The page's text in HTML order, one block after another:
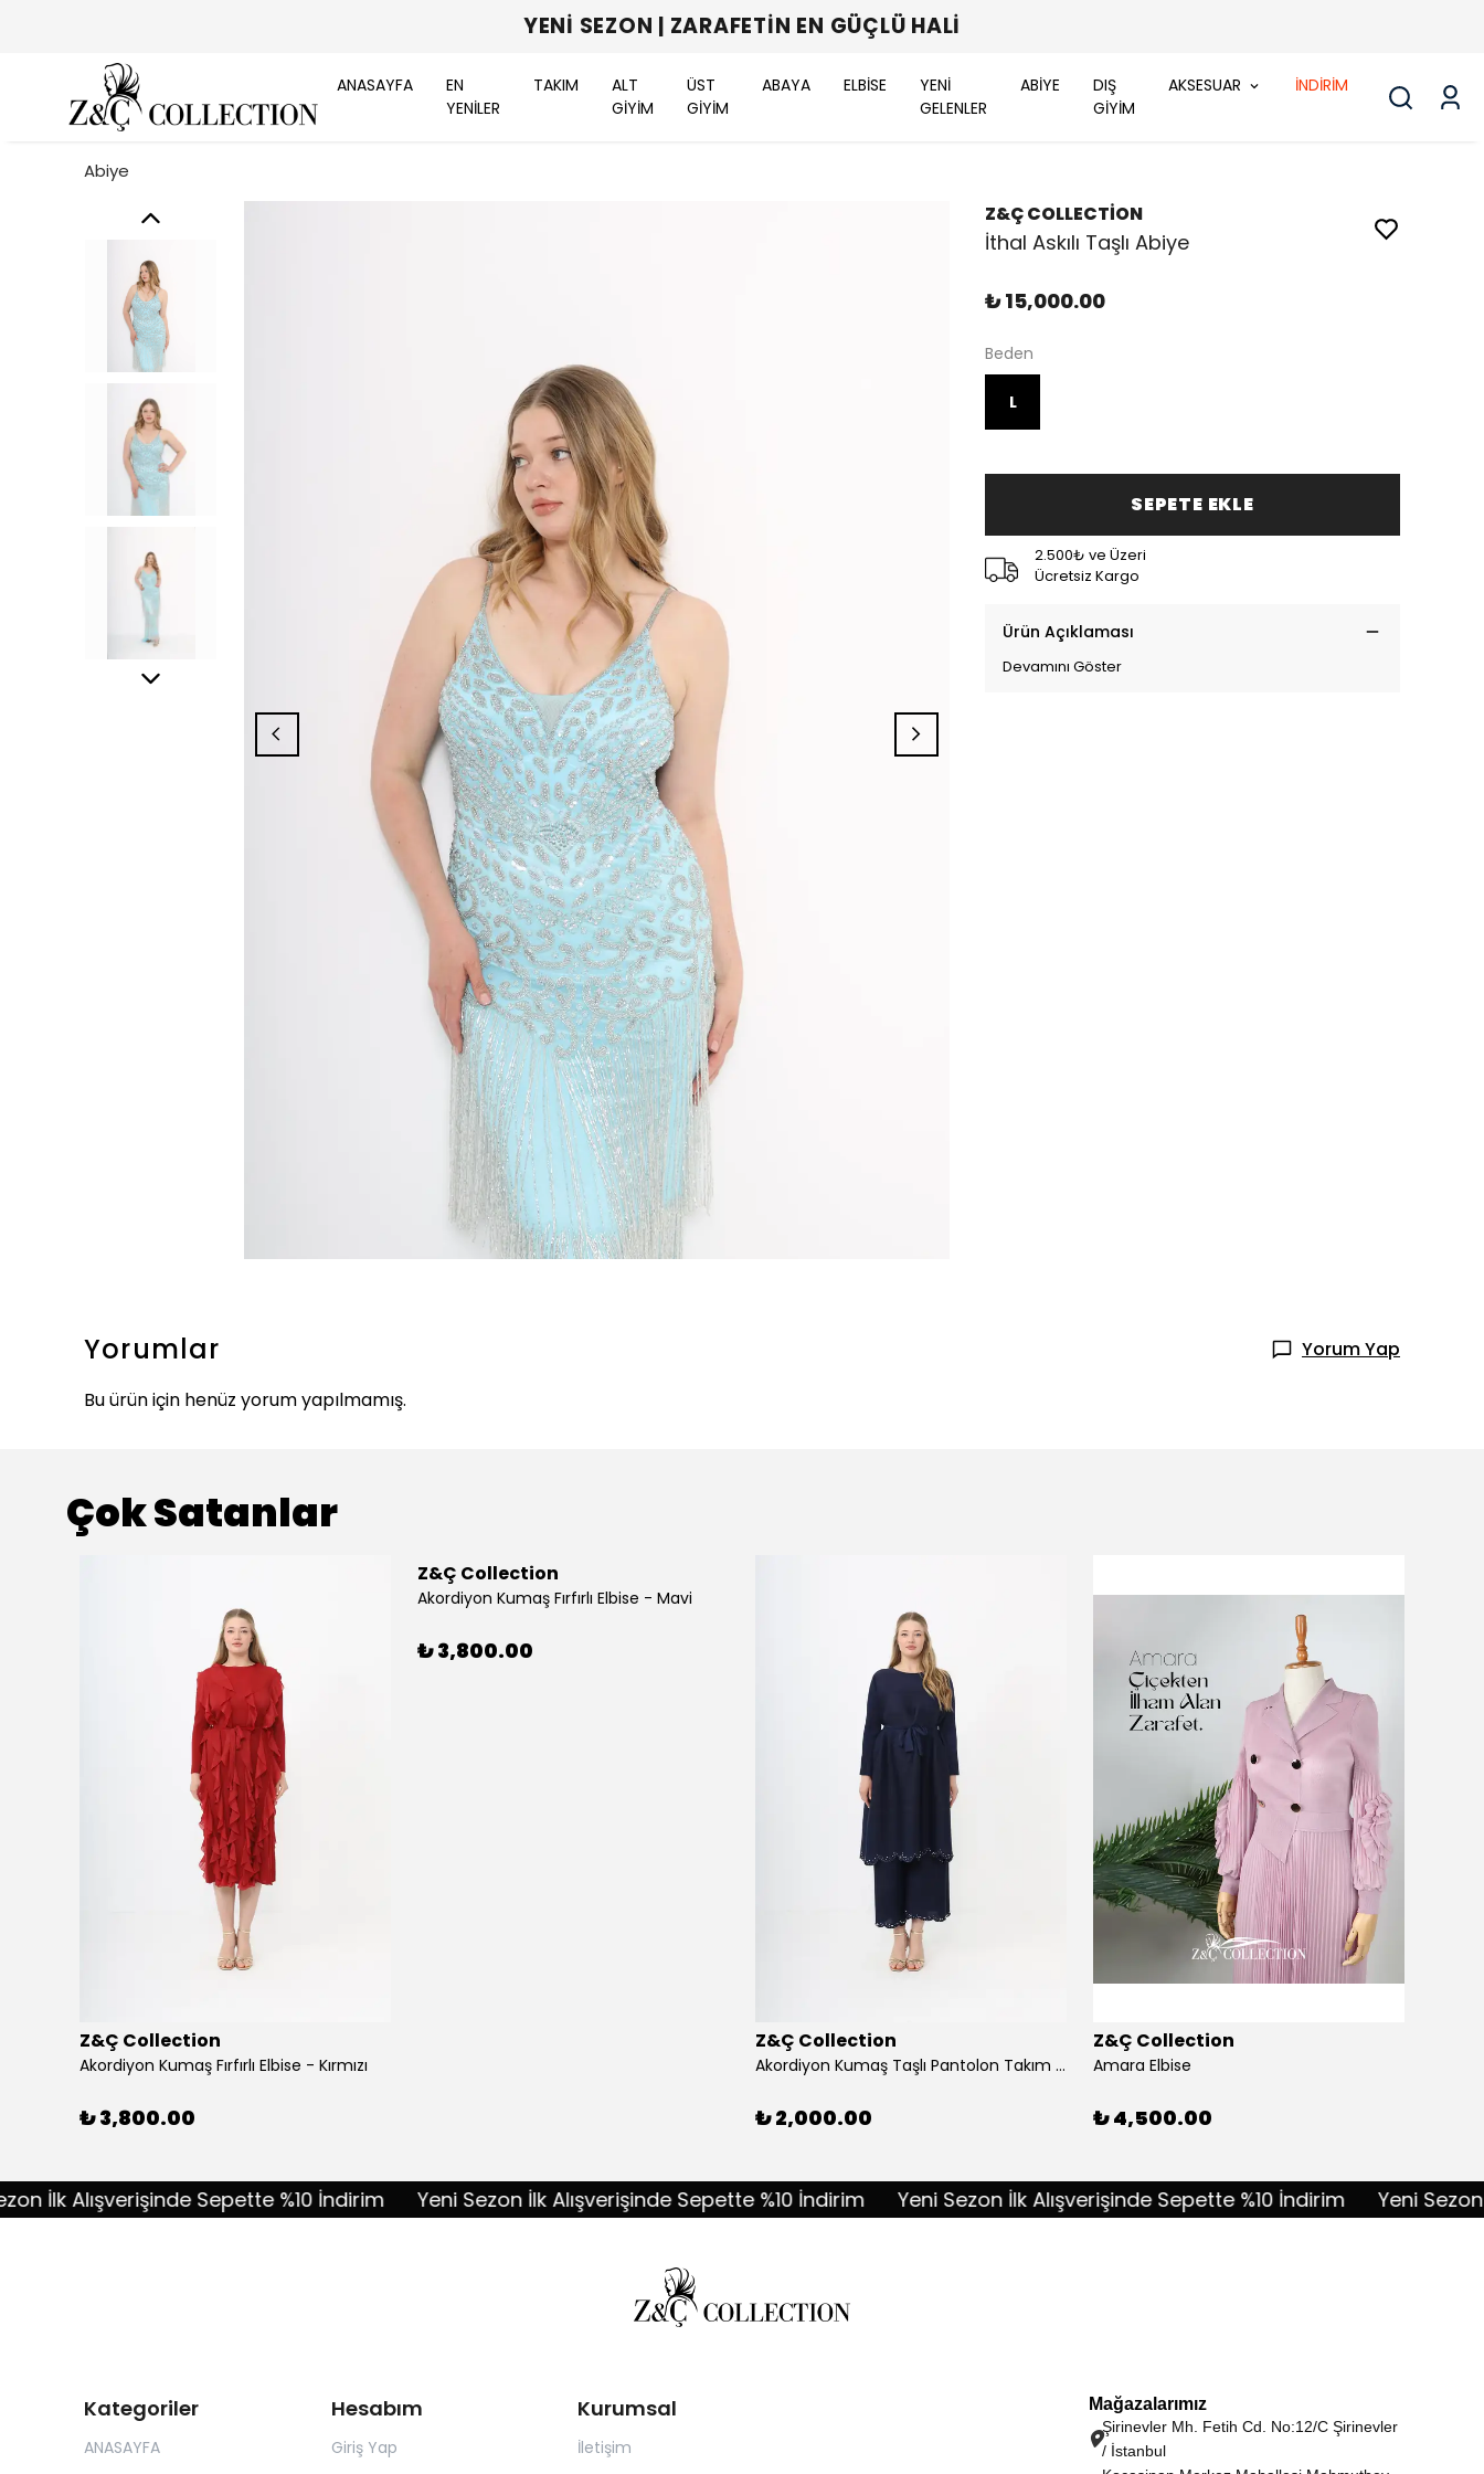
YENI SEZON | ZARAFETIN EN GÜÇLÜ HALI
ANASAYFA
EN
YENİLER
TAKIM
ALT
GİYİM
ÜST
GİYİM
ABAYA ELBİSE
YENİ
GELENLER
ABİYE
DIŞ
GİYİM
AKSESUAR İNDİRİM
Abiye
Z&Ç COLLECTİON
İthal Askılı Taşlı Abiye
₺ 15,000.00
Beden
L
SEPETE EKLE
2.500₺ ve Üzeri
Ücretsiz Kargo
Ürün Açıklaması
Devamını Göster
Yorumlar
Yorum Yap
Bu ürün için henüz yorum yapılmamış.
Çok Satanlar
Z&Ç Collection
Akordiyon Kumaş Fırfırlı Elbise - Kırmızı
₺ 3,800.00
Z&Ç Collection
Akordiyon Kumaş Fırfırlı Elbise - Mavi
₺ 3,800.00
Z&Ç Collection
Akordiyon Kumaş Taşlı Pantolon Takım - lacivert
₺ 2,000.00
Z&Ç Collection
Amara Elbise
₺ 4,500.00
İlk Alışverişinde Sepette %10 İndirim Yeni Sezon İlk Alışverişinde Sepette %10 İndirim Yeni Sezon İlk Alışverişinde Sepette %10 İndirim Yeni Sezon İlk
Kategoriler
ANASAYFA
Hesabım
Giriş Yap
Kurumsal
İletişim
Mağazalarımız
Şirinevler Mh. Fetih Cd. No:12/C Şirinevler
/ İstanbul